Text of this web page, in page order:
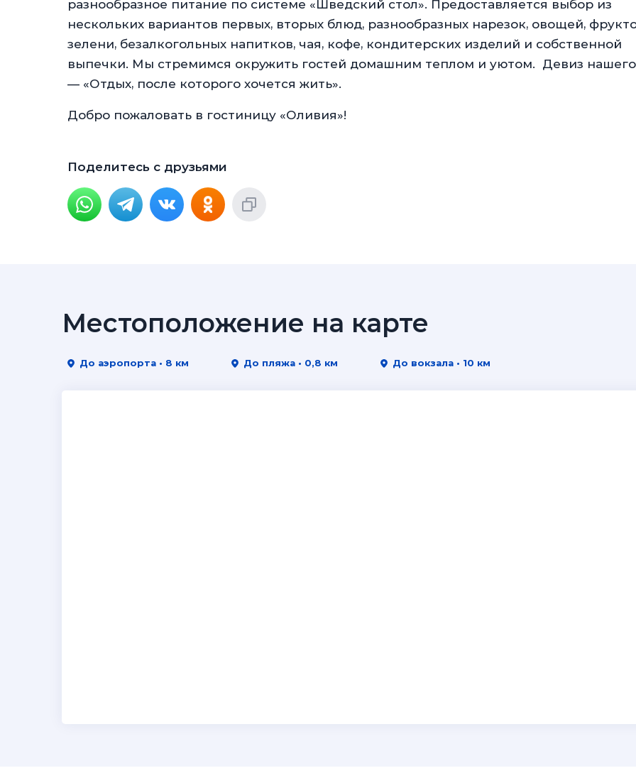
разнообразное питание по системе «Шведский стол». Предоставляется выбор из
нескольких вариантов первых, вторых блюд, разнообразных нарезок, овощей,
зелени, безалкогольных напитков, чая, кофе, кондитерских изделий и собственной
выпечки. Мы стремимся окружить гостей домашним теплом и уютом. Девиз
— «Отдых, после которого хочется жить».
Добро пожаловать в гостиницу «Оливия»!
Поделитесь с друзьями
Местоположение на карте
До аэропорта • 8 км До пляжа • 0,8 км До вокзала • 10 км